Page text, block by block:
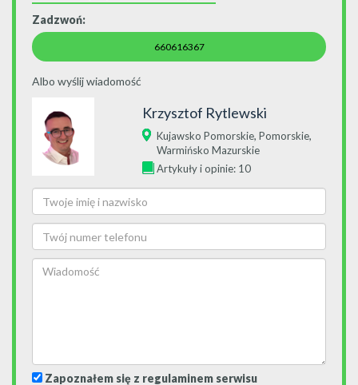
Zadzwoń:
660616367
Albo wyślij wiadomość
Krzysztof Rytlewski
Kujawsko Pomorskie, Pomorskie,
Warmińsko Mazurskie
Artykuły i opinie: 10
Zapoznałem się z regulaminem serwisu